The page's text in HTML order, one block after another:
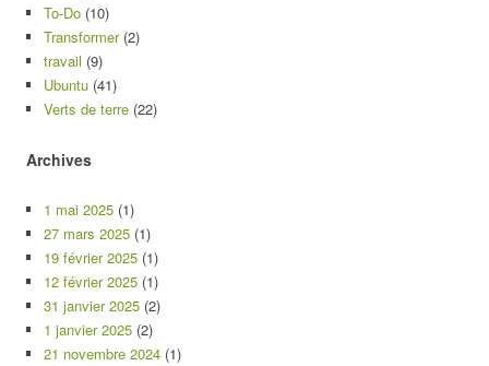
To-Do (10)
Transformer(2)
travail (9)
Ubuntu (41)
Verts de terre (22)
Archives
1 mai 2025 (1)
27 mars 2025 (1)
19 février 2025 (1)
12 février 2025 (1)
31 janvier 2025 (2)
1 janvier 2025 (2)
21 novembre 2024 (1)